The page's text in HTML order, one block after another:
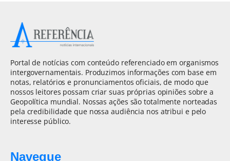
Portal de notícias com conteúdo referenciado em organismos
intergovernamentais. Produzimos informações com base em
notas, relatórios e pronunciamentos oficiais, de modo que
nossos leitores possam criar suas próprias opiniões sobre a
Geopolítica mundial. Nossas ações são totalmente norteadas
pela credibilidade que nossa audiência nos atribui e pelo
interesse público.
Navegue